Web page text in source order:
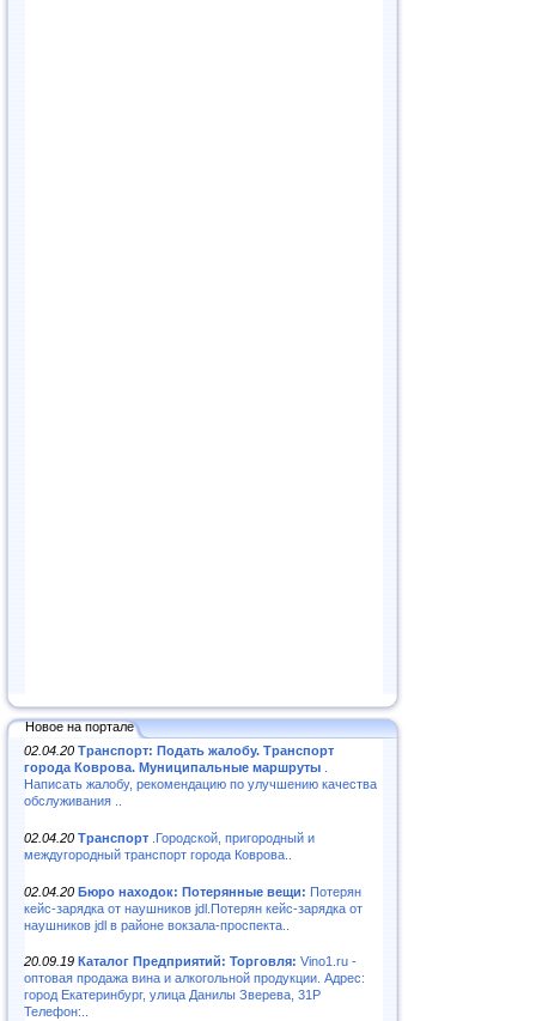
Новое на портале
02.04.20 Транспорт: Подать жалобу. Транспорт
города Коврова. Муниципальные маршруты
Написать жалобу, рекомендацию по улучшению качества
обслуживания ..
02.04.20 Транспорт .Городской, пригородный и
междугородный транспорт города Коврова..
02.04.20 Бюро находок: Потерянные вещи: Потерян
кейс-зарядка от наушников jdl.Потерян кейс-зарядка от
наушников jdl в районе вокзала-проспекта..
20.09.19 Каталог Предприятий: Торговля: Vino1.ru -
оптовая продажа вина и алкогольной продукции. Адрес:
город Екатеринбург, улица Данилы Зверева, 31Р
Телефон:..